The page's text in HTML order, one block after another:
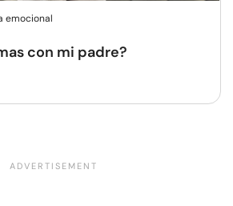
emocional
con mi padre?